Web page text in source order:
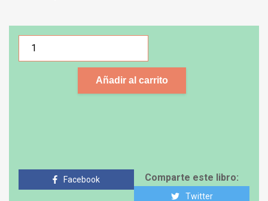
Añadir al carrito
Comparte este libro:
Facebook
Twitter